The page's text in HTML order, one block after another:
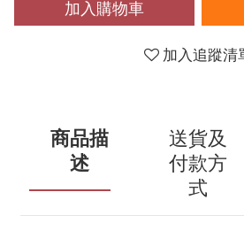
加入購物車
加入追蹤清
商品描
述
送貨及
付款方
式